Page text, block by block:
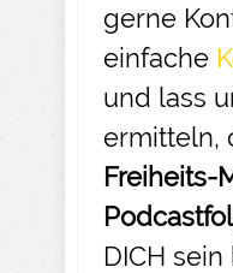
gerne
einfache
und lass
ermitteln,
Freiheits-
DICH